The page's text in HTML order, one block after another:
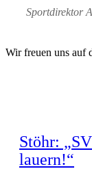
Sportdirektor
Wir freuen uns auf
Stöhr:
lauern!“